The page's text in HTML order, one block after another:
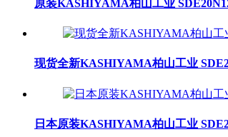
原装KASHIYAMA柏山工业
现货全新KASHIYAMA柏山工业
日本原装KASHIYAMA柏山工业